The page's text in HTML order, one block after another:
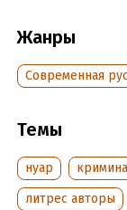
Объем: 60410
Год издания:2023
Дата
Жанры
Современная
Темы
нуар
литрес авторы